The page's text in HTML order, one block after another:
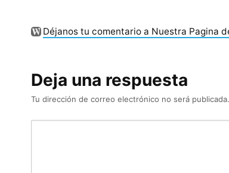
Déjanos tu comentario a Nuestra Pagina
Deja una respuesta
Tu dirección de correo electrónico no será publicada.